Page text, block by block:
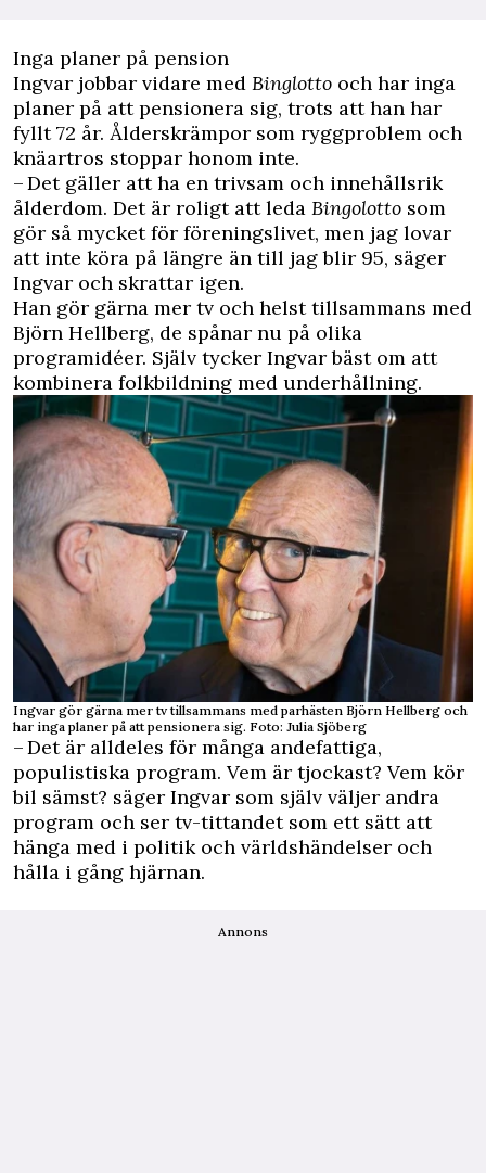
Inga planer på pension
Ingvar jobbar vidare med Binglotto och har inga
planer på att pensionera sig, trots att han har
fyllt 72 år. Ålderskrämpor som ryggproblem och
knäartros stoppar honom inte.
– Det gäller att ha en trivsam och innehållsrik
ålderdom. Det är roligt att leda Bingolotto som
gör så mycket för föreningslivet, men jag lovar
att inte köra på längre än till jag blir 95, säger
Ingvar och skrattar igen.
Han gör gärna mer tv och helst tillsammans med
Björn Hellberg, de spånar nu på olika
programidéer. Själv tycker Ingvar bäst om att
kombinera folkbildning med underhållning.
Ingvar gör gärna mer tv tillsammans med parhästen Björn Hellberg och
har inga planer på att pensionera sig. Foto: Julia Sjöberg
– Det är alldeles för många andefattiga,
populistiska program. Vem är tjockast? Vem kör
bil sämst? säger Ingvar som själv väljer andra
program och ser tv-tittandet som ett sätt att
hänga med i politik och världshändelser och
hålla i gång hjärnan.
Annons